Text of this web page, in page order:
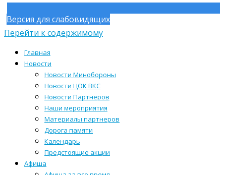
Версия для слабовидящих
Перейти к содержимому
Главная
Новости
Новости Минобороны
Новости ЦОК ВКС
Новости Партнеров
Наши мероприятия
Материалы партнеров
Дорога памяти
Календарь
Предстоящие акции
Афиша